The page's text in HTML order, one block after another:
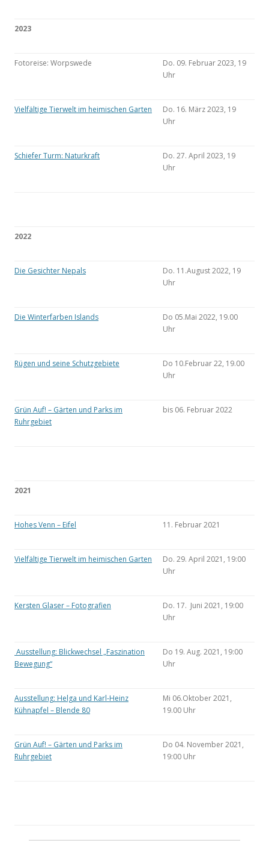
2023
Fotoreise: Worpswede
Do. 09. Februar 2023, 19
Uhr
Vielfältige Tierwelt im heimischen Garten
Do. 16. März 2023, 19
Uhr
Schiefer Turm: Naturkraft
Do. 27. April 2023, 19
Uhr
2022
Die Gesichter Nepals
Do. 11.August 2022, 19
Uhr
Die Winterfarben Islands
Do 05.Mai 2022, 19.00
Uhr
Rügen und seine Schutzgebiete
Do 10.Februar 22, 19.00
Uhr
Grün Auf! – Gärten und Parks im
Ruhrgebiet
bis 06. Februar 2022
2021
Hohes Venn – Eifel 11. Februar 2021
Vielfältige Tierwelt im heimischen Garten
Do. 29. April 2021, 19:00
Uhr
Kersten Glaser – Fotografien
Do. 17. Juni 2021, 19:00
Uhr
Ausstellung: Blickwechsel „Faszination
Bewegung“
Do 19. Aug. 2021, 19:00
Uhr
Ausstellung: Helga und Karl-Heinz
Kühnapfel – Blende 80
Mi 06.Oktober 2021,
19.00 Uhr
Grün Auf! – Gärten und Parks im
Ruhrgebiet
Do 04. November 2021,
19:00 Uhr